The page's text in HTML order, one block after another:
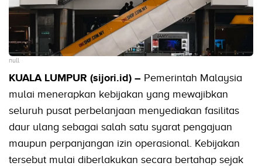
null
KUALA LUMPUR (sijori.id) – Pemerintah Malaysia
mulai menerapkan kebijakan yang mewajibkan
seluruh pusat perbelanjaan menyediakan fasilitas
daur ulang sebagai salah satu syarat pengajuan
maupun perpanjangan izin operasional. Kebijakan
tersebut mulai diberlakukan secara bertahap sejak